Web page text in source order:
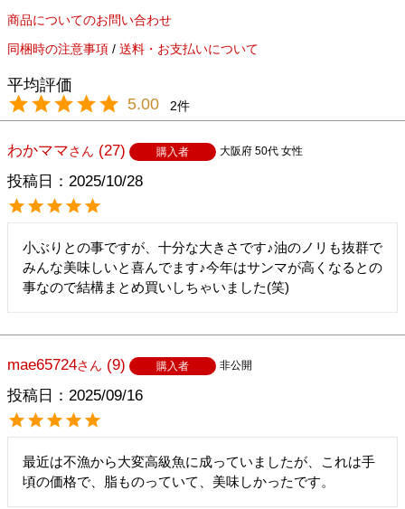
商品についてのお問い合わせ
同梱時の注意事項 / 送料・お支払いについて
5.00 2
わかママ 27 購入者 大阪府 50代 女性
投稿日 2025/10/28
小ぶりとの事ですが、十分な大きさです♪油のノリも抜群で
みんな美味しいと喜んでます♪今年はサンマが高くなるとの
事なので結構まとめ買いしちゃいました(笑)
mae65724 9 購入者 非公開
投稿日 2025/09/16
最近は不漁から大変高級魚に成っていましたが、これは手
頃の価格で、脂ものっていて、美味しかったです。